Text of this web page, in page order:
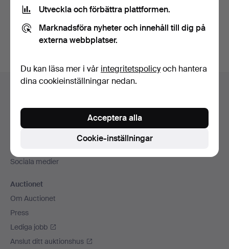
Du kan också söka ivårt arkiv med avslutade auktioner
Sidfotsnavigation
Sociala medier
Auctionet
Om Auctionet
Press
Lediga jobb
Anslut ditt auktionshus
Utveckla och förbättra plattformen.
Marknadsföra nyheter och innehåll till dig på
externa webbplatser.
Du kan läsa mer i vår integritetspolicyoch hantera
dina cookieinställningar nedan.
Cookie-inställningar
Acceptera alla